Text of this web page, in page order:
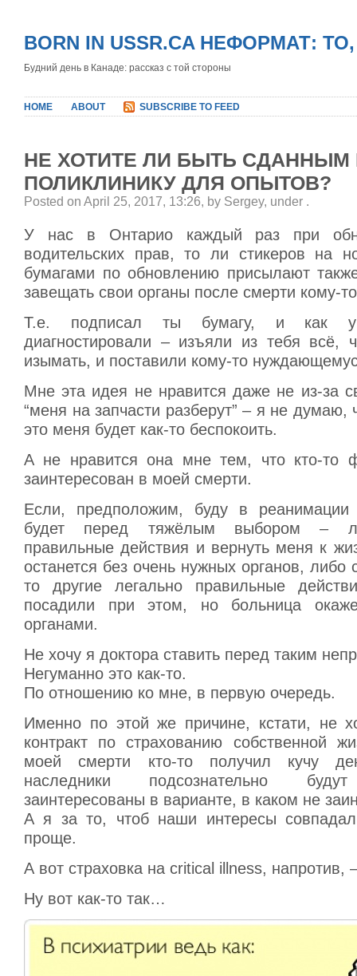
BORN IN USSR.CA НЕФОРМАТ:
Будний день в Канаде: рассказ с той стороны
HOME ABOUT SUBSCRIBE TO FEED
НЕ ХОТИТЕ ЛИ БЫТЬ СДАННЫМ
ПОЛИКЛИНИКУ ДЛЯ ОПЫТОВ?
Posted on April 25, 2017, 13:26, by Sergey, under .
У нас в Онтарио каждый раз при
водительских прав, то ли стикеров на
бумагами по обновлению присылают
завещать свои органы после смерти кому-
Т.е. подписал ты бумагу, и как
диагностировали – изъяли из тебя всё,
изымать, и поставили кому-то
Мне эта идея не нравится даже не из-за
“меня на запчасти разберут” – я не думаю,
это меня будет как-то беспокоить.
А не нравится она мне тем, что кто-то
заинтересован в моей смерти.
Если, предположим, буду в
будет перед тяжёлым выбором –
правильные действия и вернуть меня к
останется без очень нужных органов, либо
то другие легально правильные
посадили при этом, но больница
органами.
Не хочу я доктора ставить перед таким
Негуманно это как-то.
По отношению ко мне, в первую очередь.
Именно по этой же причине, кстати, не
контракт по страхованию собственной
моей смерти кто-то получил кучу
наследники подсознательно
заинтересованы в варианте, в каком не
А я за то, чтоб наши интересы
проще.
А вот страховка на critical illness, напротив,
Ну вот как-то так…